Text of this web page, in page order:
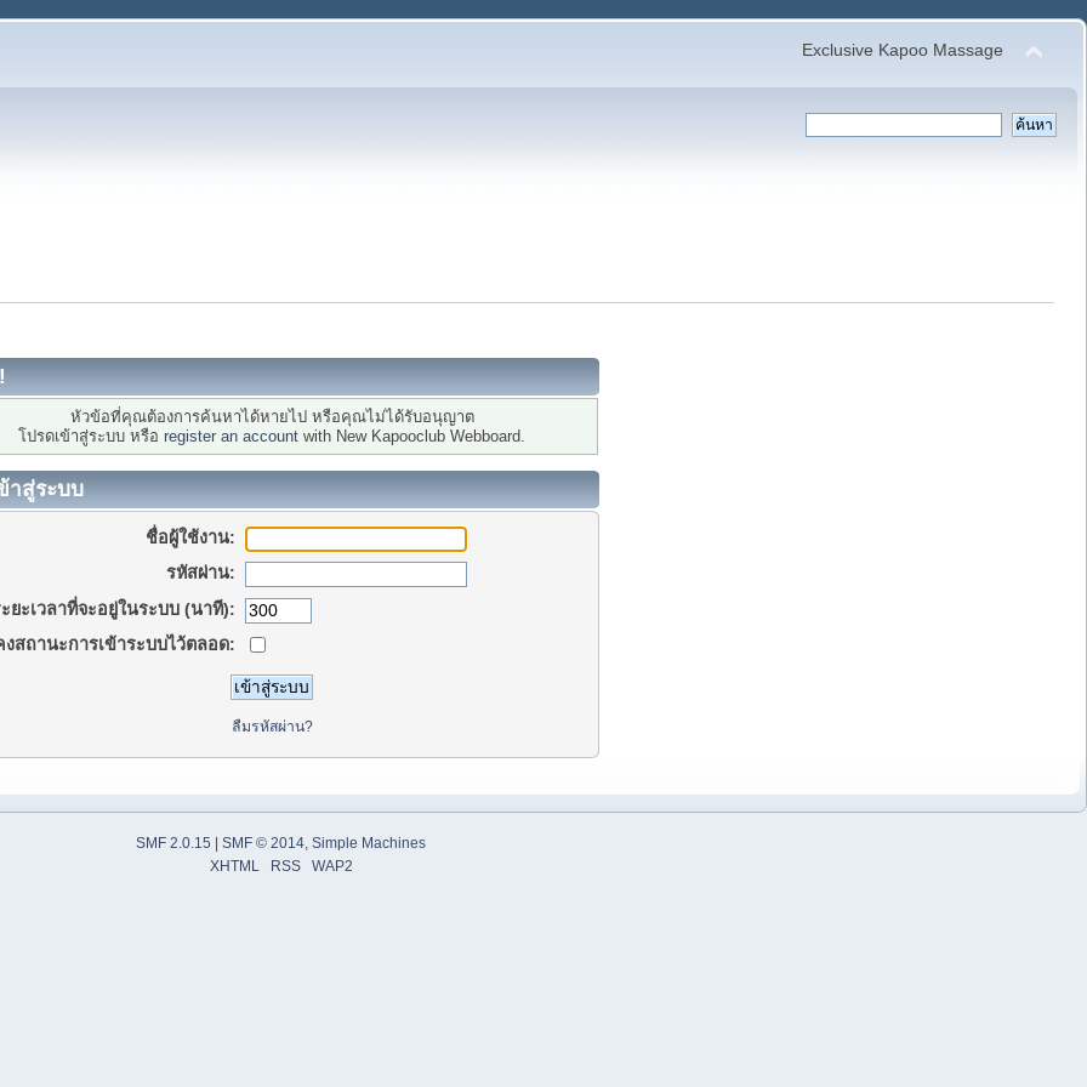
Exclusive Kapoo Massage
หัวข้อที่คุณต้องการค้นหาได้หายไป หรือคุณไม่ได้รับอนุญาต
โปรดเข้าสู่ระบบ หรือ register an account with New Kapooclub Webboard.
าสู่ระบบ
ชื่อผู้ใช้งาน:
รหัสผ่าน:
ยะเวลาที่จะอยู่ในระบบ (นาที):
งสถานะการเข้าระบบไว้ตลอด:
ลืมรหัสผ่าน?
SMF 2.0.15 SMF © 2014 Simple Machines
XHTML
RSS WAP2